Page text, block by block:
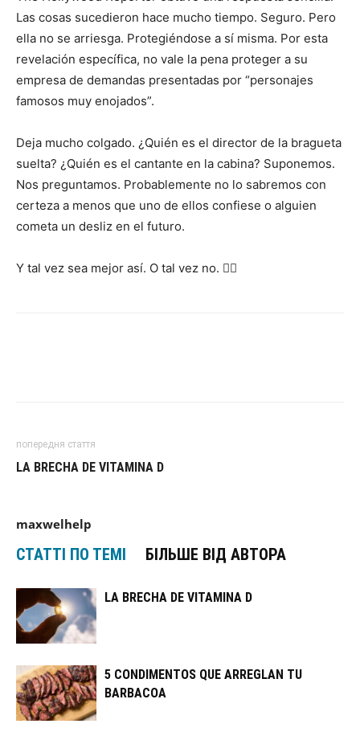
Las cosas sucedieron hace mucho tiempo. Seguro. Pero
ella no se arriesga. Protegiéndose a sí misma. Por esta
revelación específica, no vale la pena proteger a su
empresa de demandas presentadas por “personajes
famosos muy enojados”.
Deja mucho colgado. ¿Quién es el director de la bragueta
suelta? ¿Quién es el cantante en la cabina? Suponemos.
Nos preguntamos. Probablemente no lo sabremos con
certeza a menos que uno de ellos confiese o alguien
cometa un desliz en el futuro.
Y tal vez sea mejor así. O tal vez no. 🤷‍♀️
попередня стаття
LA BRECHA DE VITAMINA D
maxwelhelp
СТАТТІ ПО ТЕМІ БІЛЬШЕ ВІД АВТОРА
LA BRECHA DE VITAMINA D
5 CONDIMENTOS QUE ARREGLAN TU
BARBACOA